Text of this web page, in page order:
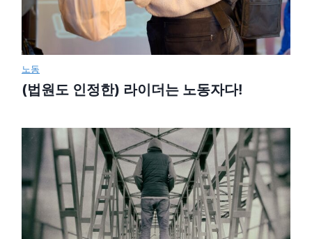
노동
(법원도 인정한) 라이더는 노동자다!